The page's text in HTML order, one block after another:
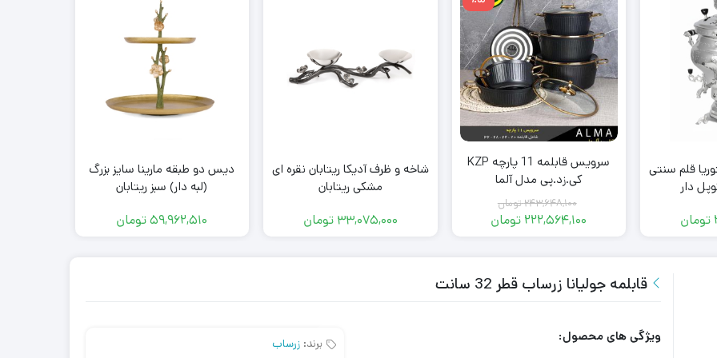
قلم سنتی
دار
تومان
سرویس قابلمه 11 پارچه KZP
کی.زد.پی مدل آلما
۲۴۳,۶۴۸,۱۰۰تومان
بود.
۲۲۲,۵۶۴,۱۰۰ تومان
شاخه و ظرف آدیکا ریتابان نقره ای
مشکی ریتابان
۳۳,۰۷۵,۰۰۰ تومان
دیس دو طبقه مارینا سایز بزرگ
(لبه دار) سبز ریتابان
۵۹,۹۶۲,۵۱۰تومان
قابلمه جولیانا زرساب قطر 32 سانت
ویژگی های محصول: برند: زرساب